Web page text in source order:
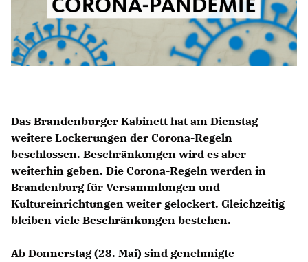
Das Brandenburger Kabinett hat am Dienstag
weitere Lockerungen der Corona-Regeln
beschlossen. Beschränkungen wird es aber
weiterhin geben. Die Corona-Regeln werden in
Brandenburg für Versammlungen und
Kultureinrichtungen weiter gelockert. Gleichzeitig
bleiben viele Beschränkungen bestehen.
Ab Donnerstag (28. Mai) sind genehmigte